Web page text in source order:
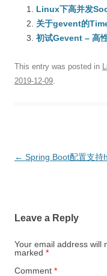
Linux下高并发
关于gevent的
初试Gevent – 高
This entry was posted in
2019-12-09.
Post
← Spring Boot配置支持
Leave a Reply
Your email address will
marked *
Comment *